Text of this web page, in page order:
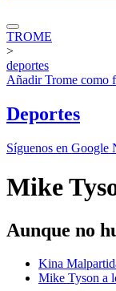
TROME
>
deportes
AñadirTrome como
Deportes
Síguenos en Google
Mike
Aunque no
Kina
Mike Tyson a